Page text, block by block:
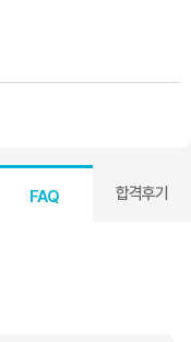
FAQ 합격후기